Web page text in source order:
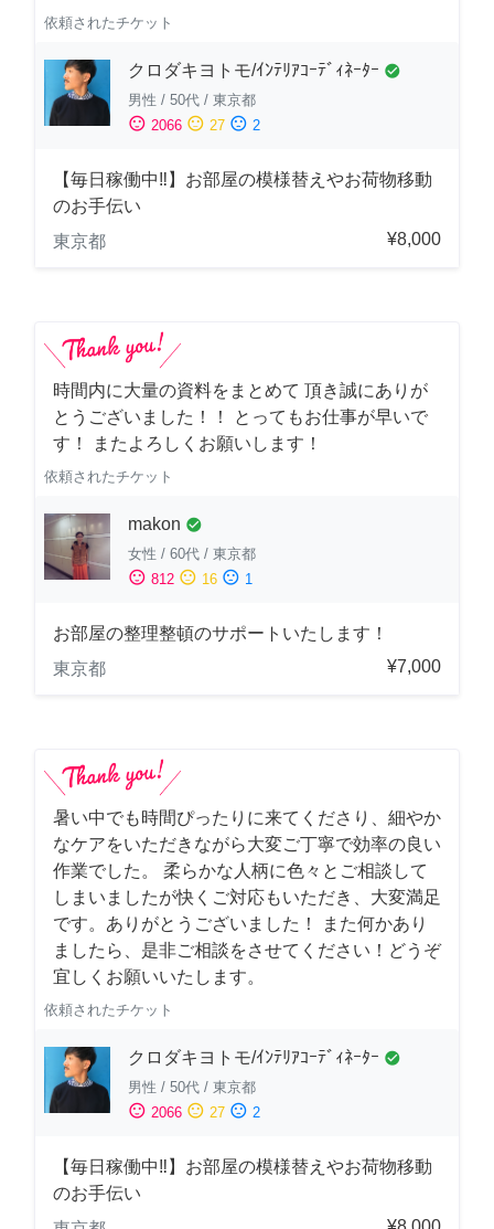
依頼されたチケット
クロダキヨトモ/ｲﾝﾃﾘｱｺｰﾃﾞｨﾈｰﾀｰ check_circle
男性 / 50代 / 東京都
sentiment_satisfied 2066 sentiment_neutral 27 sentiment_dissatisfied 2
【毎日稼働中‼︎】お部屋の模様替えやお荷物移動
のお手伝い
東京都
¥8,000
時間内に大量の資料をまとめて 頂き誠にありが
とうございました！！ とってもお仕事が早いで
す！ またよろしくお願いします！
依頼されたチケット
makon check_circle
女性 / 60代 / 東京都
sentiment_satisfied 812 sentiment_neutral 16 sentiment_dissatisfied 1
お部屋の整理整頓のサポートいたします！
東京都
¥7,000
暑い中でも時間ぴったりに来てくださり、細やか
なケアをいただきながら大変ご丁寧で効率の良い
作業でした。 柔らかな人柄に色々とご相談して
しまいましたが快くご対応もいただき、大変満足
です。ありがとうございました！ また何かあり
ましたら、是非ご相談をさせてください！どうぞ
宜しくお願いいたします。
依頼されたチケット
クロダキヨトモ/ｲﾝﾃﾘｱｺｰﾃﾞｨﾈｰﾀｰ check_circle
男性 / 50代 / 東京都
sentiment_satisfied 2066 sentiment_neutral 27 sentiment_dissatisfied 2
【毎日稼働中‼︎】お部屋の模様替えやお荷物移動
のお手伝い